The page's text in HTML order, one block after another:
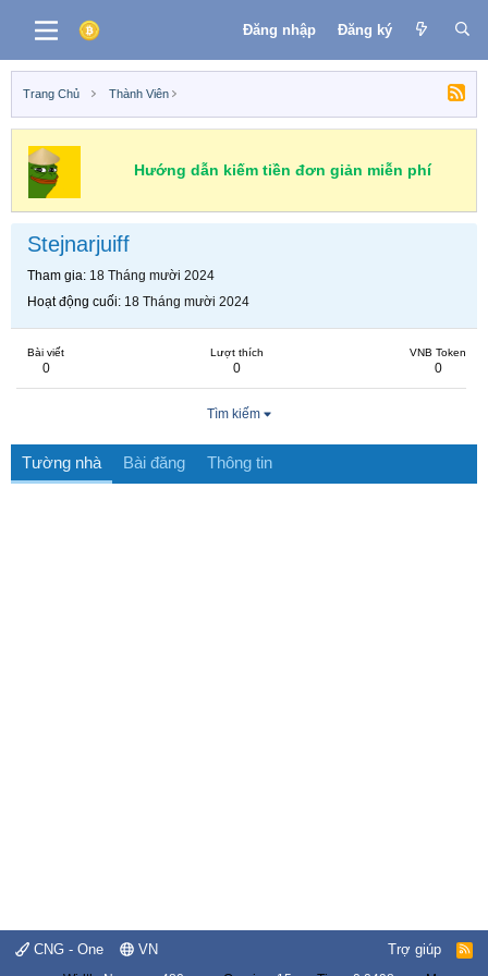
Đăng nhập Đăng ký
Trang Chủ Thành Viên
Hướng dẫn kiếm tiền đơn giản miễn phí
Stejnarjuiff
Tham gia 18 Tháng mười 2024
Hoạt động cuối 18 Tháng mười 2024
Bài viết
0
Lượt thích
0
VNB Token
0
Tìm kiếm
Tường nhà Bài đăng Thông tin
CNG - One VN Trợ giúp
R